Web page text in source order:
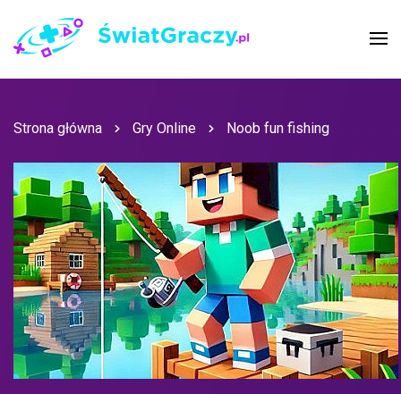
Strona główna Gry Online Noob fun fishing